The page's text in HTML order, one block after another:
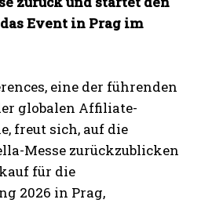
Event in Prag im
eine der führenden
globalen Affiliate-
freut sich, auf die
Messe zurückzublicken
für die
2026 in Prag,